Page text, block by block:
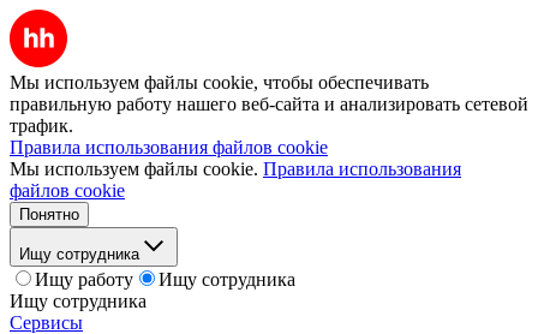
Мы используем файлы cookie, чтобы обеспечивать
правильную работу нашего веб-сайта и анализировать сетевой
трафик.
Правила использования файлов cookie
Мы используем файлы cookie. Правила использования
файлов cookie
Понятно
Ищу сотрудника
Ищу работу
Ищу сотрудника
Ищу сотрудника
Сервисы